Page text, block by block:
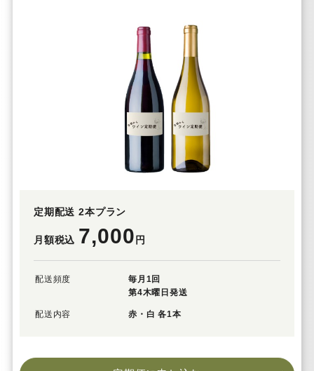
定期配送 2本プラン
月額税込 7,000 円
配送頻度
毎月1回
第4木曜日発送
配送内容 赤・白 各1本